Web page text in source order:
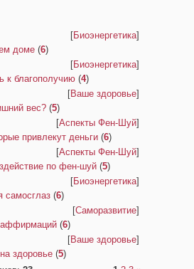
[Биоэнергетика]
доме (6)
[Биоэнергетика]
к благополучию (4)
[Ваше здоровье]
вес? (5)
[Аспекты Фен-Шуй]
привлекут деньги (6)
[Аспекты Фен-Шуй]
по фен-шуй (5)
[Биоэнергетика]
самосглаз (6)
[Саморазвитие]
(6)
[Ваше здоровье]
здоровье (5)